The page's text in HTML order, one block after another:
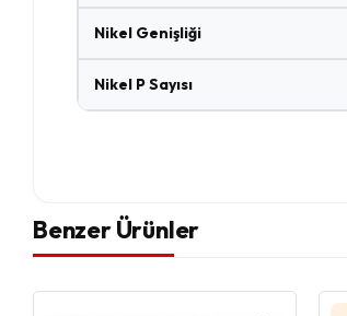
Nikel Genişliği
Nikel P Sayısı
Benzer Ürünler